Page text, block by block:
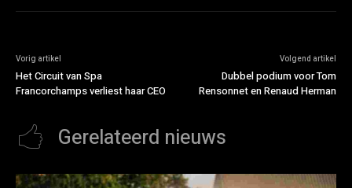
Vorig artikel
Het Circuit van Spa
Francorchamps verliest haar CEO
Volgend artikel
Dubbel podium voor Tom
Rensonnet en Renaud Herman
Gerelateerd nieuws